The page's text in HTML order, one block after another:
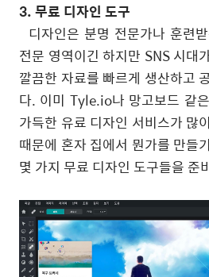
3. 무료 디자인 도구
디자인은 분명 전문가나 훈련
전문 영역이긴 하지만 SNS 시대
깔끔한 자료를 빠르게 생산하고
다. 이미 Tyle.io나 망고보드 같
가득한 유료 디자인 서비스가 많
때문에 혼자 집에서 뭔가를 만들
몇 가지 무료 디자인 도구들을 준